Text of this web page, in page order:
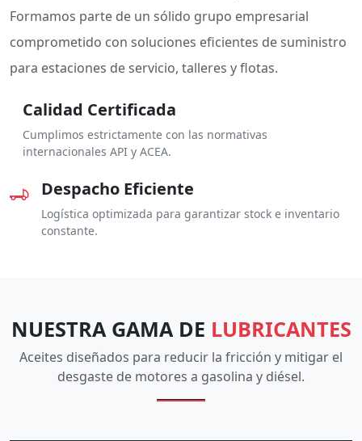
Formamos parte de un sólido grupo empresarial
comprometido con soluciones eficientes de suministro
para estaciones de servicio, talleres y flotas.
Calidad Certificada
Cumplimos estrictamente con las normativas
internacionales API y ACEA.
Despacho Eficiente
Logística optimizada para garantizar stock e inventario
constante.
NUESTRA GAMA DE LUBRICANTES
Aceites diseñados para reducir la fricción y mitigar el
desgaste de motores a gasolina y diésel.